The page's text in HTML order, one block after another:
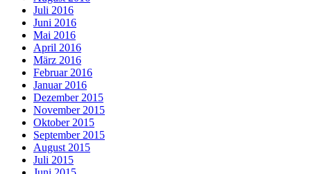
Juli 2016
Juni 2016
Mai 2016
April 2016
März 2016
Februar 2016
Januar 2016
Dezember 2015
November 2015
Oktober 2015
September 2015
August 2015
Juli 2015